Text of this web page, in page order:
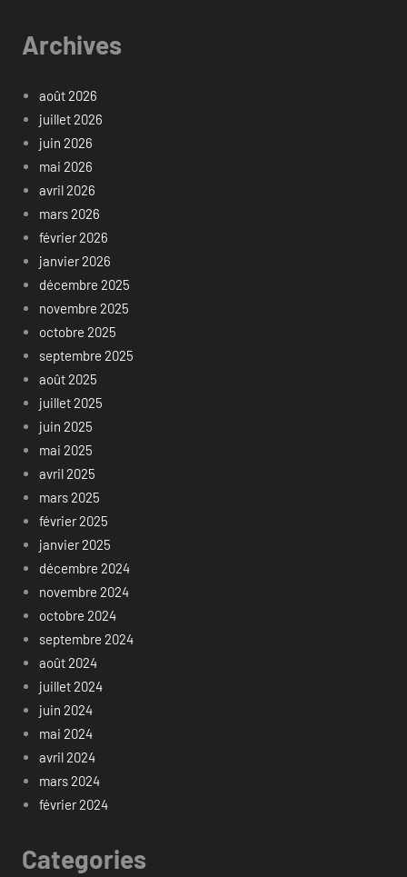
Archives
août 2026
juillet 2026
juin 2026
mai 2026
avril 2026
mars 2026
février 2026
janvier 2026
décembre 2025
novembre 2025
octobre 2025
septembre 2025
août 2025
juillet 2025
juin 2025
mai 2025
avril 2025
mars 2025
février 2025
janvier 2025
décembre 2024
novembre 2024
octobre 2024
septembre 2024
août 2024
juillet 2024
juin 2024
mai 2024
avril 2024
mars 2024
février 2024
Categories